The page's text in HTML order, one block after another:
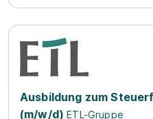
Ausbildung zum
(m/w/d)ETL-Gruppe